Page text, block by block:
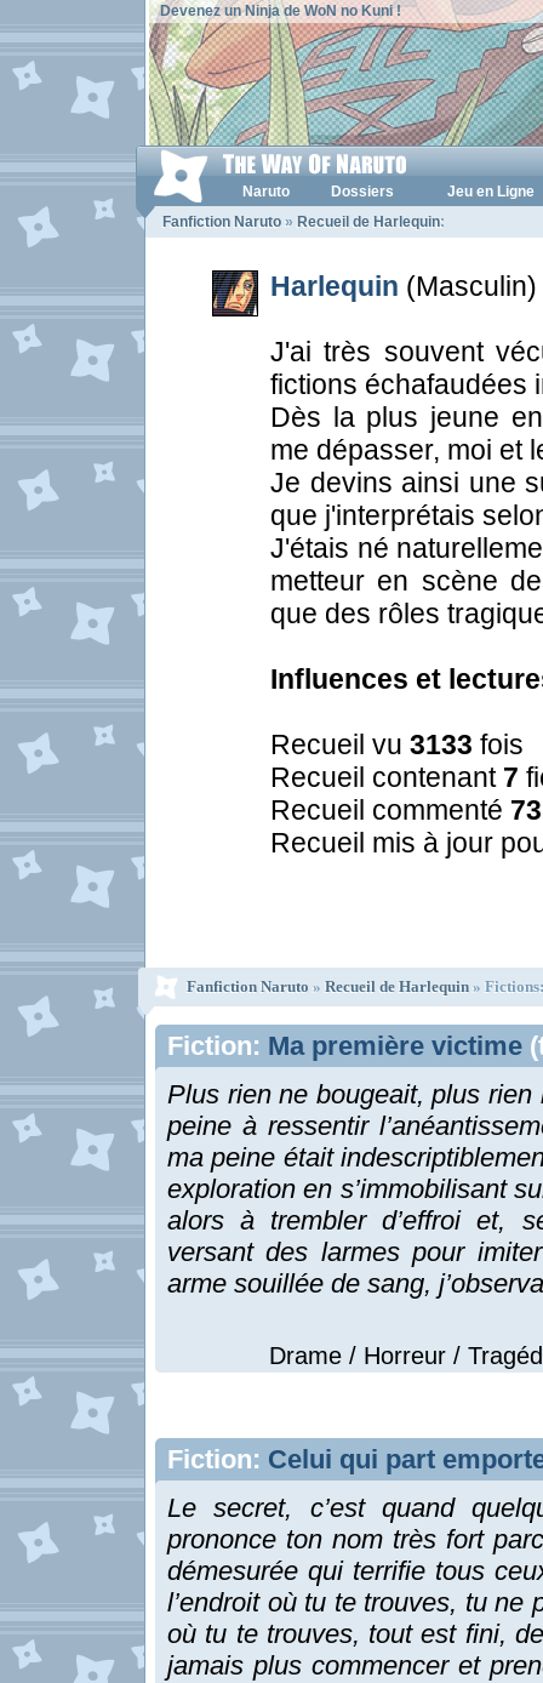
Devenez un Ninja de WoN no Kuni !
Naruto Dossiers
Jeu en Ligne
Fanfiction Naruto » Recueil de Harlequin:
Harlequin
J'ai très souvent
fictions échafaudées
Dès la plus jeune
me dépasser, moi et
Je devins ainsi une
que j'interprétais
J'étais né
metteur en scène
que des rôles
Influences et
Recueil vu 3133 fois
Recueil contenant 7
Recueil commenté 73
Recueil mis à jour
Fanfiction Naruto » Recueil de Harlequin » Fictions:
Fiction: Ma première victime
Plus rien ne bougeait, plus rien
peine à ressentir
ma peine était
exploration en s’immobilisant
alors à trembler d’effroi et,
versant des larmes pour
arme souillée de sang,
Drame / Horreur /
Fiction: Celui qui part
Le secret, c’est quand
prononce ton nom très fort
démesurée qui terrifie tous
l’endroit où tu te trouves, tu ne
où tu te trouves, tout est fini,
jamais plus commencer et